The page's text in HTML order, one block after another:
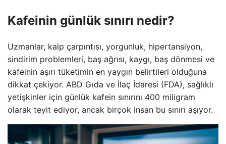
Kafeinin günlük sınırı nedir?
Uzmanlar, kalp çarpıntısı, yorgunluk, hipertansiyon,
sindirim problemleri, baş ağrısı, kaygı, baş dönmesi ve
kafeinin aşırı tüketimin en yaygın belirtileri olduğuna
dikkat çekiyor. ABD Gıda ve İlaç İdaresi (FDA), sağlıklı
yetişkinler için günlük kafein sınırını 400 miligram
olarak teyit ediyor, ancak birçok insan bu sınırı aşıyor.